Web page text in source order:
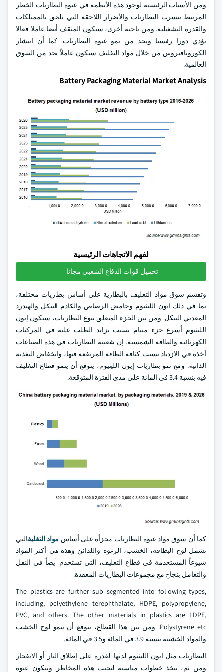
ومن الأسباب الرئيسية لوجود هذه الأنظمة في عبوة البطاريات الخطر
المرتبط بتسرب البطاريات والأضرار اللاحقة التي تلحق بالممتلكات
والقدرة التشغيلية. ومن ناحية أخرى، سيكون المثقف أيضا عاملا فعالا
يؤدي دورا رئيسيا ويحد من نمو عبوة البطاريات. كما أن انتشار
الكورونافيروس من خلال مواد التغليف سيكون عاملاً يحد من السوق
العالمية.
Battery Packaging Material Market Analysis
لفهم الاتجاهات الرئيسية
تحميل قوات الدفاع الشعبي مجانا
وتقسم سوق مواد التغليف بالبطارية على أساس بطاريات مختلفة،
بما في ذلك ايون الليثيوم وحامض الرصاص والكادم النيكل والهيدرد
المعدني النيكل. ومن بين الجزء المتعلق بنوع البطاريات، سيكون إيون
الليثيوم أسرع جزء متنام بسبب تزايد الطلب عليه في المركبات
الكهربائية والطاقة الشمسية. إن شعبية البطاريات في هذه الصناعات
آخذة في الازدياد بسبب كثافة الطاقة المرتفعة فيها، وانخفاض التغذية
الذاتية. ومع نمو بطاريات إيون الليثيوم، يتوقع أن ينمو قطاع التغليف
فيه بنسبة 3.4 في المائة على مدى الفترة المتوقعة.
كما أن سوق مواد عبوة البطاريات مجزأة على أساس مواد التغليفالتي
تشمل لوح البطاقة، الخشب، الرغوة واللدائن وهذه هي أكثر المواد
شيوعاً المستخدمة في قطاع التغليف، التي تستخدم أيضاً في النقل
والتعامل بنجاح مع مجموعات البطاريات المعقدة.
The plastics are further sub segmented into following types,
including, polyethylene terephthalate, HDPE, polypropylene,
PVC, and others. The other materials in plastics are LDPE,
Polystyrene etc. ومن بين هذا القطاع، يتوقع أن تنمو لوح الخشب
والمواد الخشبية بنسبة 3.9 في المائة و3.5 في المائة.
البطاريات مثل ايون الليثيوم لديها القدرة على إطلاق النار أو الانفجار
ومن ثم، تتخذ خطوات مناسبة لتجنب هذه المخاطر. وتتكون عبوة